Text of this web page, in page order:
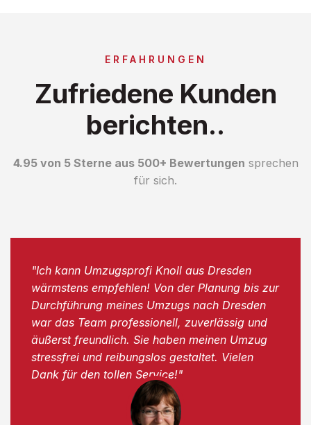
ERFAHRUNGEN
Zufriedene Kunden
berichten..
4.95 von 5 Sterne aus 500+ Bewertungen sprechen
für sich.
"Ich kann Umzugsprofi Knoll aus Dresden
wärmstens empfehlen! Von der Planung bis zur
Durchführung meines Umzugs nach Dresden
war das Team professionell, zuverlässig und
äußerst freundlich. Sie haben meinen Umzug
stressfrei und reibungslos gestaltet. Vielen
Dank für den tollen Service!"